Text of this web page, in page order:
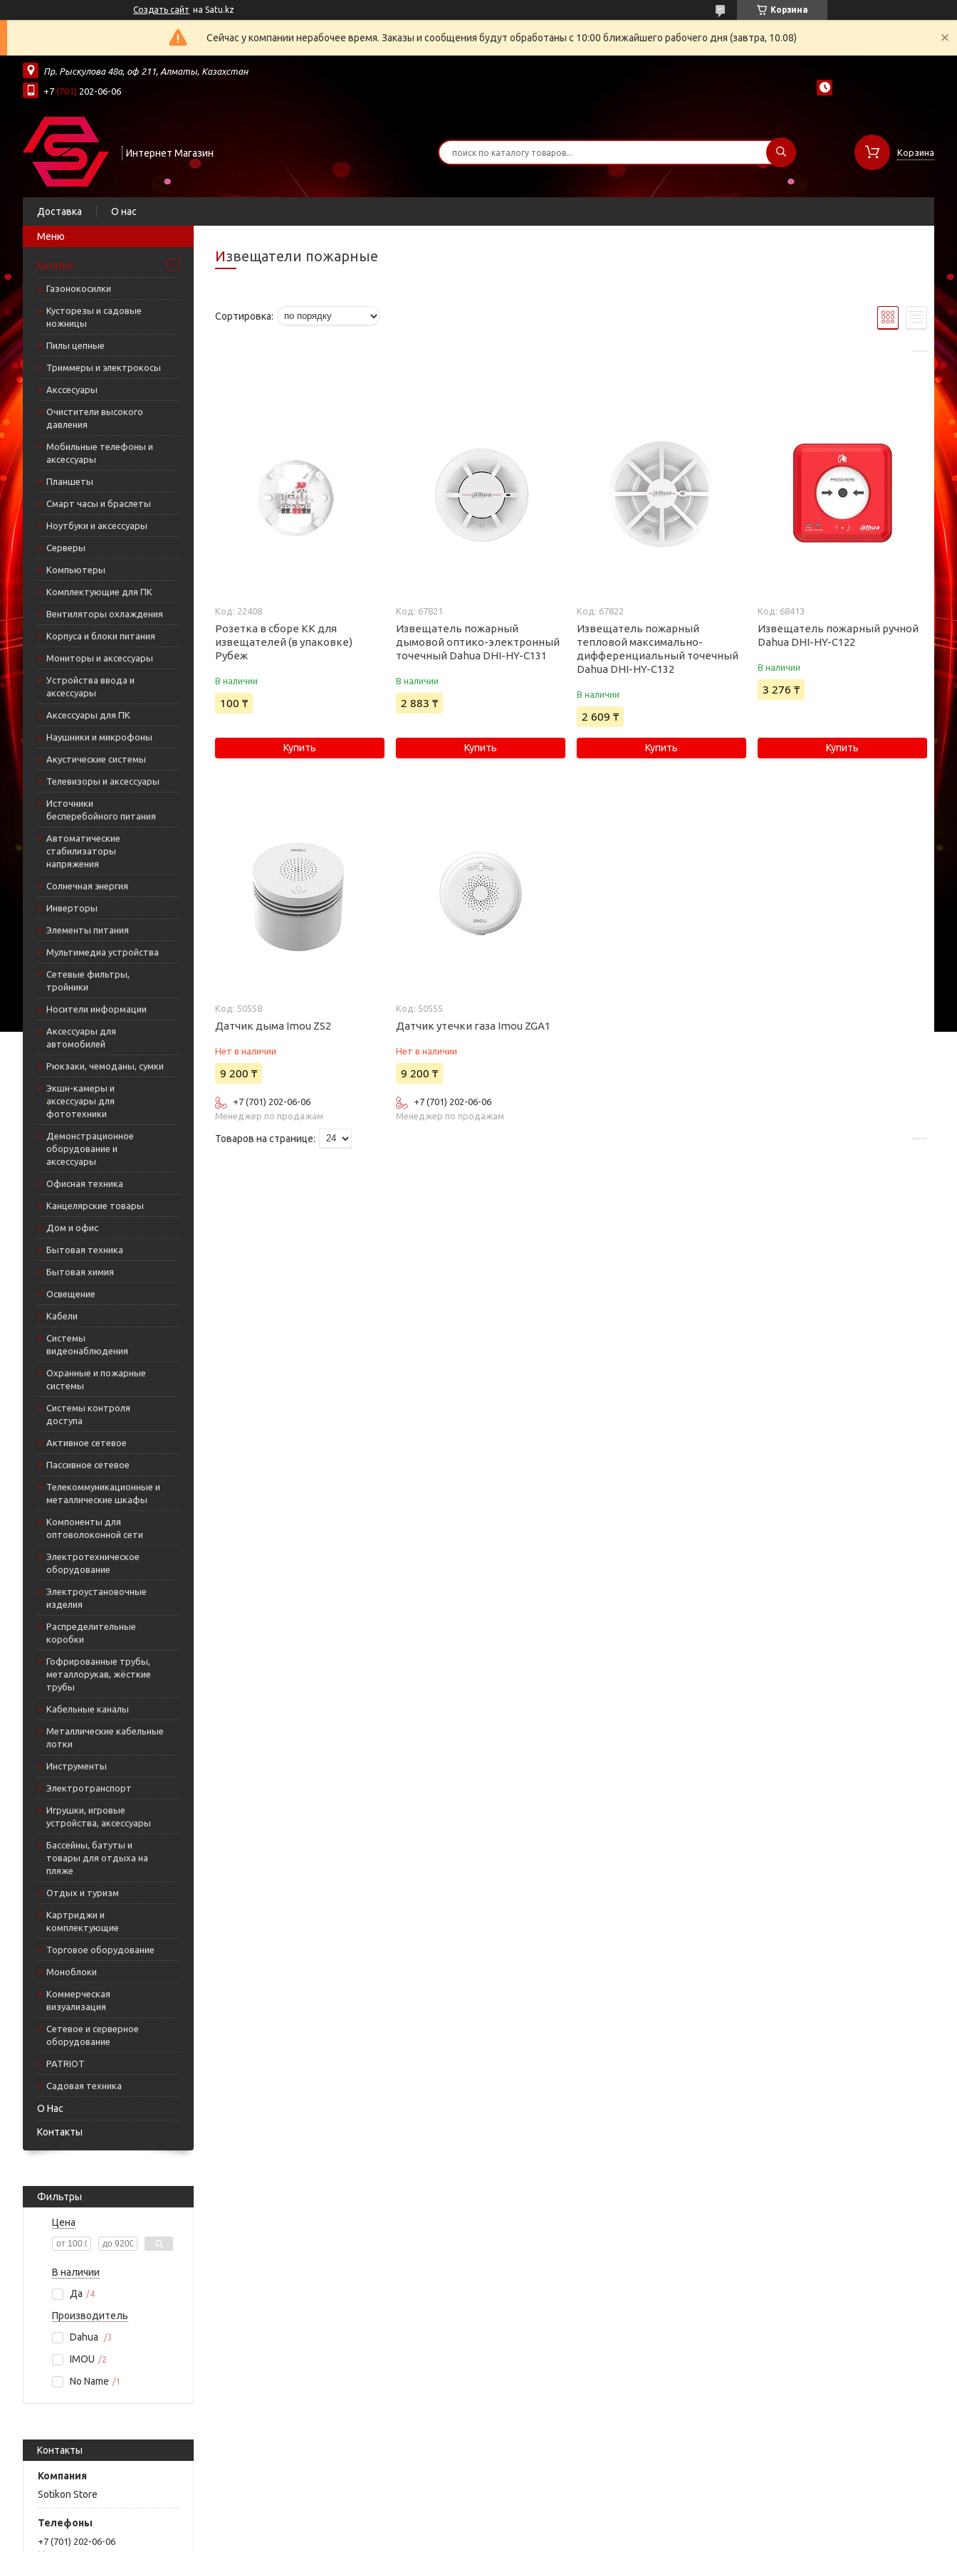
Создать сайт на Satu.kz Корзина
Сейчас у компании нерабочее время. Заказы и сообщения будут обработаны с 10:00 ближайшего рабочего дня (завтра, 10.08)
Пр. Рыскулова 48а, оф 211, Алматы, Казахстан
+7 (701) 202-06-06
Интернет Магазин Корзина
Доставка О нас
Каталог
Газонокосилки
Кусторезы и садовые
ножницы
Пилы цепные
Триммеры и электрокосы
Акссесуары
Очистители высокого
давления
Мобильные телефоны и
аксессуары
Планшеты
Смарт часы и браслеты
Ноутбуки и аксессуары
Cерверы
Компьютеры
Комплектующие для ПК
Вентиляторы охлаждения
Корпуса и блоки питания
Мониторы и аксессуары
Устройства ввода и
аксессуары
Аксессуары для ПК
Наушники и микрофоны
Акустические системы
Телевизоры и аксессуары
Источники
бесперебойного питания
Автоматические
стабилизаторы
напряжения
Солнечная энергия
Инверторы
Элементы питания
Мультимедиа устройства
Сетевые фильтры,
тройники
Носители информации
Аксессуары для
автомобилей
Рюкзаки, чемоданы, сумки
Экшн-камеры и
аксессуары для
фототехники
Демонстрационное
оборудование и
аксессуары
Офисная техника
Канцелярские товары
Дом и офис
Бытовая техника
Бытовая химия
Освещение
Кабели
Системы
видеонаблюдения
Охранные и пожарные
системы
Системы контроля
доступа
Активное сетевое
Пассивное сетевое
Телекоммуникационные и
металлические шкафы
Компоненты для
оптоволоконной сети
Электротехническое
оборудование
Электроустановочные
изделия
Распределительные
коробки
Гофрированные трубы,
металлорукав, жёсткие
трубы
Кабельные каналы
Металлические кабельные
лотки
Инструменты
Электротранспорт
Игрушки, игровые
устройства, аксессуары
Бассейны, батуты и
товары для отдыха на
пляже
Отдых и туризм
Картриджи и
комплектующие
Торговое оборудование
Моноблоки
Коммерческая
визуализация
Сетевое и серверное
оборудование
PATRIOT
Садовая техника
О Нас
Контакты
Фильтры
Цена
В наличии
Да
4
Производитель
Dahua
3
IMOU 2
No Name 1
Контакты
Sotikon Store
+7 (701) 202-06-06
Извещатели пожарные
22408
Розетка в сборе КК для
извещателей (в упаковке)
Рубеж
В наличии
100 ₸
Купить
67821
Извещатель пожарный
дымовой оптико-электронный
точечный Dahua DHI-HY-C131
В наличии
2 883 ₸
Купить
67822
Извещатель пожарный
тепловой максимально-
дифференциальный точечный
Dahua DHI-HY-C132
В наличии
2 609 ₸
Купить
68413
Извещатель пожарный ручной
Dahua DHI-HY-C122
В наличии
3 276 ₸
Купить
50558
Датчик дыма Imou ZS2
Нет в наличии
9 200 ₸
+7 (701) 202-06-06
Менеджер по продажам
50555
Датчик утечки газа Imou ZGA1
Нет в наличии
9 200 ₸
+7 (701) 202-06-06
Менеджер по продажам